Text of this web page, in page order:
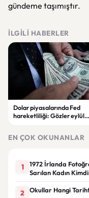
gündeme taşımıştır.
İLGILI HABERLER
Dolar piyasalarında Fed
hareketliliği: Gözler eylül
EN ÇOK OKUNANLAR
1
1972 İrlanda
Sarılan Kadın
2 Okullar Hangi